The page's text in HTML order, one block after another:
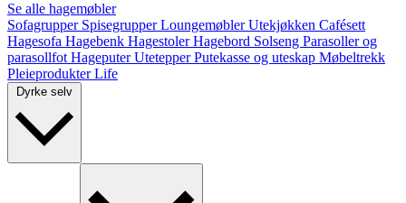
Se alle hagemøbler
Sofagrupper SpisegrupperLoungemøblerUtekjøkken Cafésett
Hagesofa Hagebenk HagestolerHagebord Solseng Parasoller og
parasollfot HageputerUtetepperPutekasse og uteskap Møbeltrekk
PleieprodukterLife